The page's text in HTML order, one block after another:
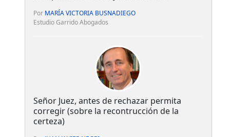
Por MARÍA VICTORIA BUSNADIEGO
Estudio Garrido Abogados
Señor Juez, antes de rechazar permita
corregir (sobre la recontrucción de la
certeza)